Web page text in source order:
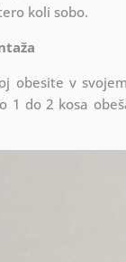
koli sobo.
obesite v
1 do 2 kosa